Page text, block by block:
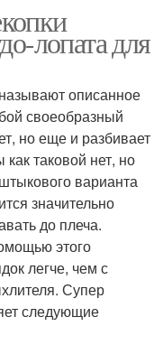
лопата для
описанное
своеобразный
но еще и разбивает
таковой нет, но
варианта
значительно
до плеча.
этого
легче, чем с
Супер
следующие